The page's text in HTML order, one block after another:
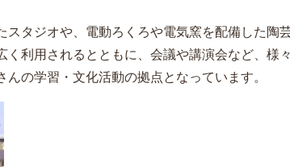
スタジオや、電動ろくろや電気窯を配備した陶
く利用されるとともに、会議や講演会など、様
の学習・文化活動の拠点となっています。